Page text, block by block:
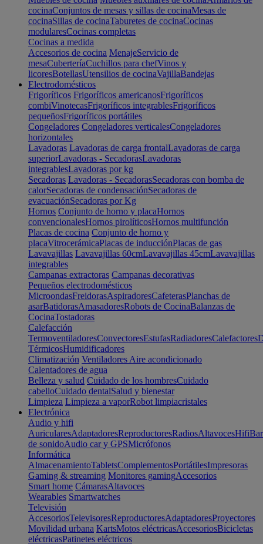
cocinaConjuntos de mesas y sillas de cocinaMesas de
cocinaSillas de cocinaTaburetes de cocinaCocinas
modularesCocinas completas
Cocinas a medida
Accesorios de cocina MenajeServicio de
mesaCuberteríaCuchillos para chefVinos y
licoresBotellasUtensilios de cocinaVajillaBandejas
Electrodomésticos
Frigoríficos Frigoríficos americanosFrigoríficos
combiVinotecasFrigoríficos integrablesFrigoríficos
pequeñosFrigoríficos portátiles
Congeladores Congeladores verticalesCongeladores
horizontales
Lavadoras Lavadoras de carga frontalLavadoras de carga
superiorLavadoras - SecadorasLavadoras
integrablesLavadoras por kg
Secadoras Lavadoras - SecadorasSecadoras con bomba de
calorSecadoras de condensaciónSecadoras de
evacuaciónSecadoras por Kg
Hornos Conjunto de horno y placaHornos
convencionalesHornos pirolíticosHornos multifunción
Placas de cocina Conjunto de horno y
placaVitrocerámicaPlacas de inducciónPlacas de gas
Lavavajillas Lavavajillas 60cmLavavajillas 45cmLavavajillas
integrables
Campanas extractoras Campanas decorativas
Pequeños electrodomésticos
MicroondasFreidorasAspiradoresCafeterasPlanchas de
asarBatidorasAmasadoresRobots de CocinaBalanzas de
CocinaTostadoras
Calefacción
TermoventiladoresConvectoresEstufasRadiadoresCalefactores
TérmicosHumidificadores
Climatización Ventiladores Aire acondicionado
Calentadores de agua
Belleza y salud Cuidado de los hombresCuidado
cabelloCuidado dentalSalud y bienestar
Limpieza Limpieza a vaporRobot limpiacristales
Electrónica
Audio y hifi
AuricularesAdaptadoresReproductoresRadiosAltavocesHifi
de sonidoAudio car y GPSMicrófonos
Informática
AlmacenamientoTabletsComplementosPortátilesImpresoras
Gaming & streaming Monitores gamingAccesorios
Smart home CámarasAltavoces
Wearables Smartwatches
Televisión
AccesoriosTelevisoresReproductoresAdaptadoresProyectores
Movilidad urbana KartsMotos eléctricasAccesoriosBicicletas
eléctricasPatinetes eléctricos